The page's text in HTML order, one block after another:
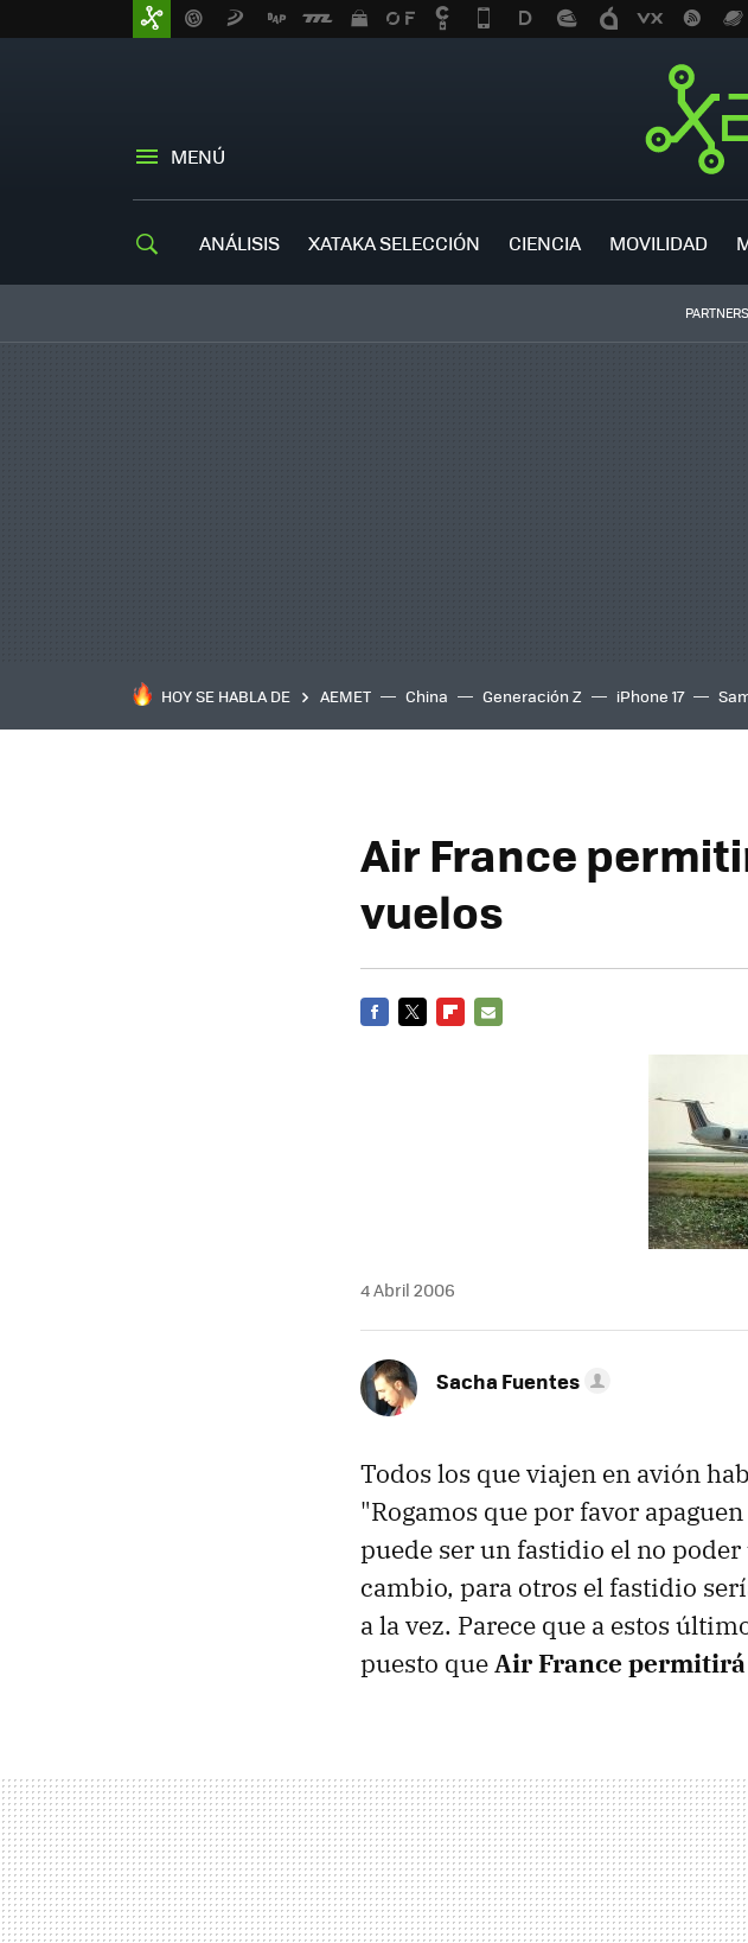
MENÚ
ANÁLISIS XATAKA SELECCIÓN CIENCIA MOVILIDAD
PARTNERS
HOY SE HABLA DE AEMET China Generación Z iPhone 17
Air France
vuelos
4 Abril 2006
Sacha Fuentes
Todos los que viajen en avión
"Rogamos que por favor
puede ser un fastidio el no
cambio, para otros el fastidio
a la vez. Parece que a estos
puesto queAir France